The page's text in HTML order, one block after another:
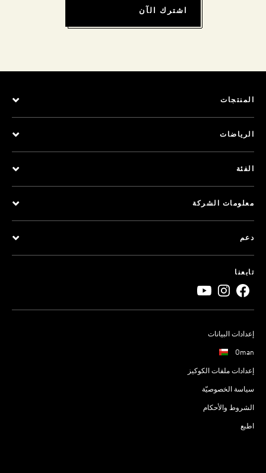
اشترك الآن
المنتجات
الرياضات
الفئة
معلومات الشركة
دعم
تابعنا
إعدادات البيانات
Oman
إعدادات ملفات الكوكيز
سياسة الخصوصيّة
الشروط والأحكام
اطبع